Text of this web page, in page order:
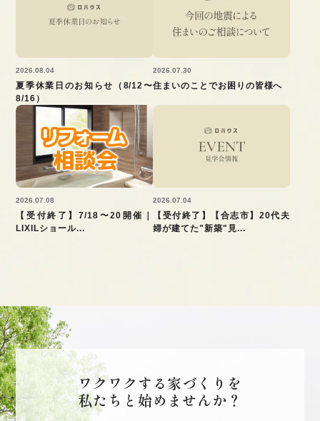
2026.08.04
夏季休業日のお知らせ（8/12〜
8/16）
2026.07.30
住まいのことでお困りの皆様へ
2026.07.08
【受付終了】7/18〜20開催｜
LIXILショール...
2026.07.04
【受付終了】【合志市】20代夫
婦が建てた"新築"見...
ワクワクする家づくりを
私たちと始めませんか？